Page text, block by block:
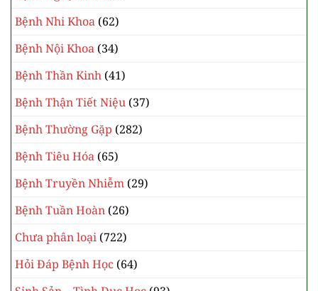
Bệnh Nhi Khoa (62)
Bệnh Nội Khoa (34)
Bệnh Thần Kinh (41)
Bệnh Thận Tiết Niệu (37)
Bệnh Thường Gặp (282)
Bệnh Tiêu Hóa (65)
Bệnh Truyền Nhiễm (29)
Bệnh Tuần Hoàn (26)
Chưa phân loại (722)
Hỏi Đáp Bệnh Học (64)